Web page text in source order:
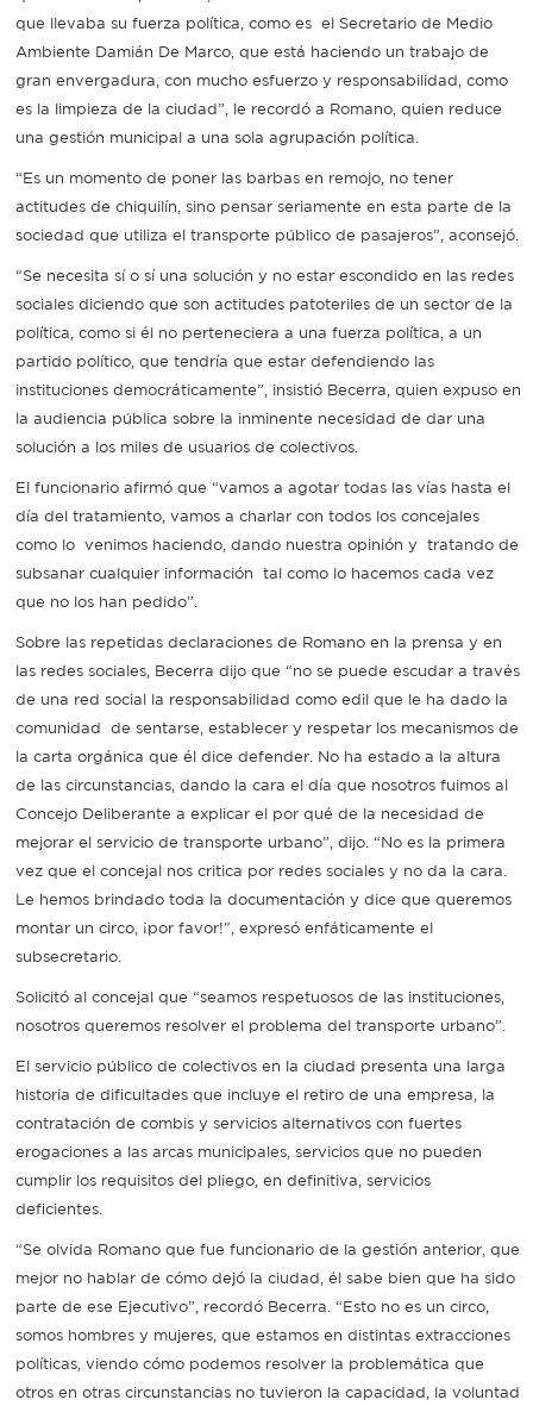
que llevaba su fuerza política, como es el Secretario de Medio
Ambiente Damián De Marco, que está haciendo un trabajo de
gran envergadura, con mucho esfuerzo y responsabilidad, como
es la limpieza de la ciudad”, le recordó a Romano, quien reduce
una gestión municipal a una sola agrupación política.
“Es un momento de poner las barbas en remojo, no tener
actitudes de chiquilín, sino pensar seriamente en esta parte de la
sociedad que utiliza el transporte público de pasajeros”, aconsejó.
“Se necesita sí o sí una solución y no estar escondido en las redes
sociales diciendo que son actitudes patoteriles de un sector de la
política, como si él no perteneciera a una fuerza política, a un
partido político, que tendría que estar defendiendo las
instituciones democráticamente”, insistió Becerra, quien expuso en
la audiencia pública sobre la inminente necesidad de dar una
solución a los miles de usuarios de colectivos.
El funcionario afirmó que “vamos a agotar todas las vías hasta el
día del tratamiento, vamos a charlar con todos los concejales
como lo venimos haciendo, dando nuestra opinión y tratando de
subsanar cualquier información tal como lo hacemos cada vez
que no los han pedido”.
Sobre las repetidas declaraciones de Romano en la prensa y en
las redes sociales, Becerra dijo que “no se puede escudar a través
de una red social la responsabilidad como edil que le ha dado la
comunidad de sentarse, establecer y respetar los mecanismos de
la carta orgánica que él dice defender. No ha estado a la altura
de las circunstancias, dando la cara el día que nosotros fuimos al
Concejo Deliberante a explicar el por qué de la necesidad de
mejorar el servicio de transporte urbano”, dijo. “No es la primera
vez que el concejal nos critica por redes sociales y no da la cara.
Le hemos brindado toda la documentación y dice que queremos
montar un circo, ¡por favor!", expresó enfáticamente el
subsecretario.
Solicitó al concejal que “seamos respetuosos de las instituciones,
nosotros queremos resolver el problema del transporte urbano”.
El servicio público de colectivos en la ciudad presenta una larga
historia de dificultades que incluye el retiro de una empresa, la
contratación de combis y servicios alternativos con fuertes
erogaciones a las arcas municipales, servicios que no pueden
cumplir los requisitos del pliego, en definitiva, servicios
deficientes.
“Se olvida Romano que fue funcionario de la gestión anterior, que
mejor no hablar de cómo dejó la ciudad, él sabe bien que ha sido
parte de ese Ejecutivo”, recordó Becerra. “Esto no es un circo,
somos hombres y mujeres, que estamos en distintas extracciones
políticas, viendo cómo podemos resolver la problemática que
otros en otras circunstancias no tuvieron la capacidad, la voluntad